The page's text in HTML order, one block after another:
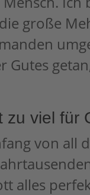
große
Gutes
zu viel für
von all
alles